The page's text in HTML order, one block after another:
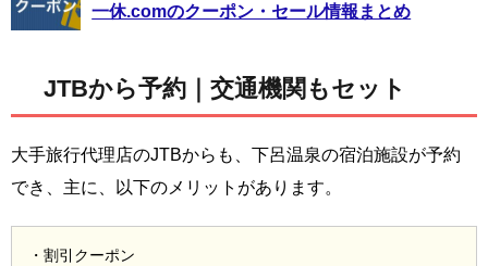
一休.comのクーポン・セール情報まとめ
JTBから予約｜交通機関もセット
大手旅行代理店のJTBからも、下呂温泉の宿泊施設が予約
でき、主に、以下のメリットがあります。
・割引クーポン